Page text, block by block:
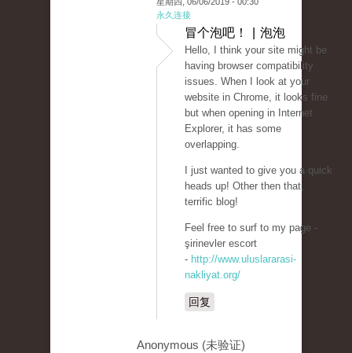
永久连接
冒个泡吧！ | 泡泡
Hello, I think your site might be
having browser compatibility
issues. When I look at your
website in Chrome, it looks fine
but when opening in Internet
Explorer, it has some
overlapping.
I just wanted to give you a quick
heads up! Other then that,
terrific blog!
Feel free to surf to my page -
şirinevler escort
- http://www.uluslararasi-
nakliyat.org/
回复
Anonymous (未验证)